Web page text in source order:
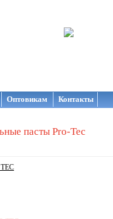
Оптовикам Контакты
пасты Pro-Tec